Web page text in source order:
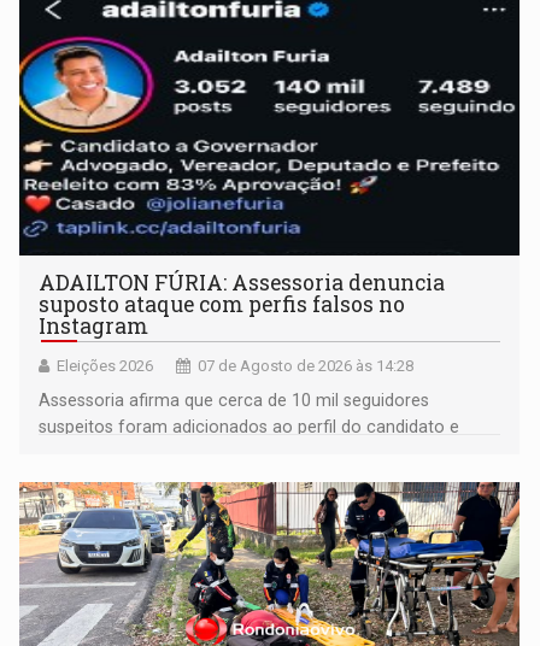
ADAILTON FÚRIA: Assessoria denuncia
suposto ataque com perfis falsos no
Instagram
Eleições 2026 07 de Agosto de 2026 às 14:28
Assessoria afirma que cerca de 10 mil seguidores
suspeitos foram adicionados ao perfil do candidato e
remover as contas